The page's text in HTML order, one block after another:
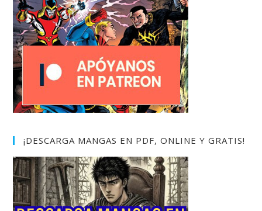
¡DESCARGA MANGAS EN PDF, ONLINE Y GRATIS!